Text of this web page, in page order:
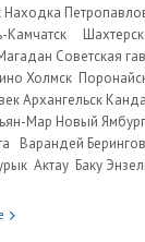
Камчатск
Советская
Холмск
Архангельск
Мар Новый
Варандей
Актау Баку